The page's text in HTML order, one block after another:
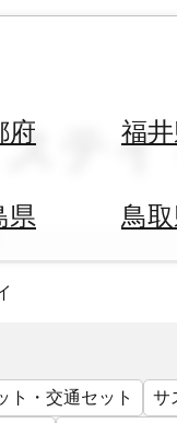
府 福
県 鳥
テイ
ト・交通セット サ